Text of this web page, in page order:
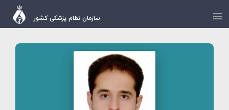
سازمان نظام پزشکی کشور